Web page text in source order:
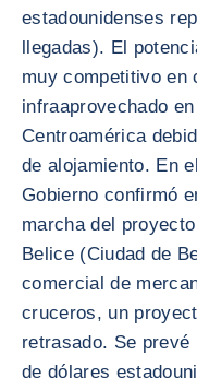
estadounidenses
llegadas). El
muy competitivo en
infraaprovechado
Centroamérica
de alojamiento. En
Gobierno confirmó
marcha del
Belice (Ciudad de
comercial de
cruceros, un
retrasado. Se prevé
de dólares